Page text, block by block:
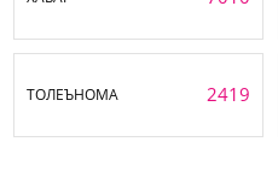
ТОЛЕЪНОМА 2419